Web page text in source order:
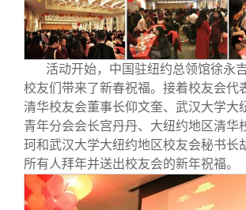
活动开始，中国驻纽约总领馆徐永
校友们带来了新春祝福。接着校友会代
清华校友会董事长仰文奎、武汉大学大
青年分会会长宫丹丹、大纽约地区清华
珂和武汉大学大纽约地区校友会秘书长
所有人拜年并送出校友会的新年祝福。